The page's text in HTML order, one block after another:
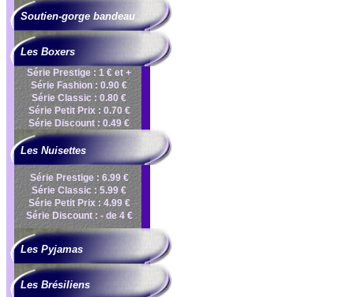
Soutien-gorge bandeau
Les Boxers
Série Prestige : 1 € et +
Série Fashion : 0.90 €
Série Classic : 0.80 €
Série Petit Prix : 0.70 €
Série Discount : 0.49 €
Les Nuisettes
Série Prestige : 6.99 €
Série Classic : 5.99 €
Série Petit Prix : 4.99 €
Série Discount : - de 4 €
Les Pyjamas
Les Brésiliens